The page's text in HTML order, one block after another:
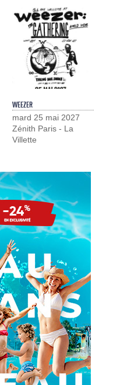
WEEZER
mard 25 mai 2027
Zénith Paris - La
Villette